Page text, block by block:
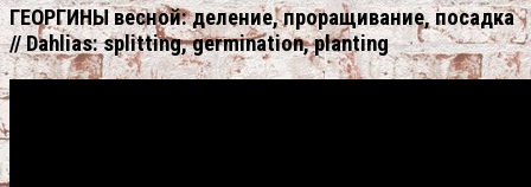
ГЕОРГИНЫ весной: деление, проращивание, посадка
// Dahlias: splitting, germination, planting